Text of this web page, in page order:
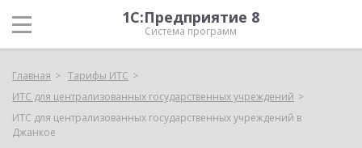
1С:Предприятие 8
Система программ
Главная
Тарифы ИТС
ИТС для централизованных государственных учреждений
ИТС для централизованных государственных учреждений в
Джанкое